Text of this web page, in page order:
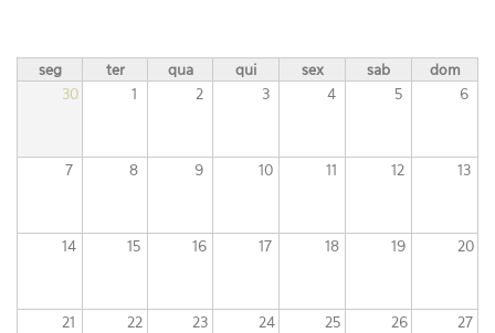
seg ter qua qui sex sab
dom
30
1 2 3 4 5 6
7 8 9 10 11 12 13
14 15 16 17 18 19 20
21 22 23 24 25 26 27